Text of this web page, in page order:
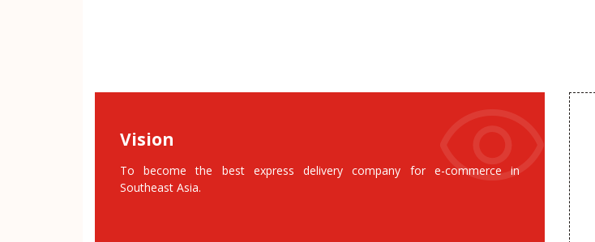
Vision
To become the best express delivery company for e-commerce in
Southeast Asia.